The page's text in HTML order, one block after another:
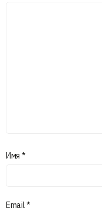
Имя *
Email*